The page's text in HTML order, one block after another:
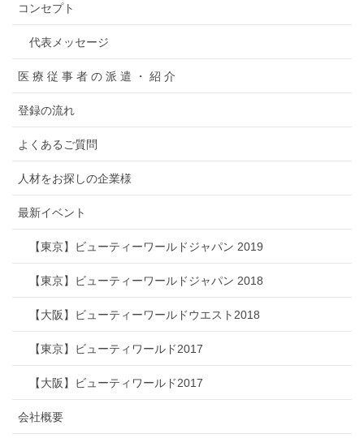
コンセプト
代表メッセージ
医 療 従 事 者 の 派 遣 ・ 紹 介
登録の流れ
よくあるご質問
人材をお探しの企業様
最新イベント
【東京】ビューティーワールドジャパン 2019
【東京】ビューティーワールドジャパン 2018
【大阪】ビューティーワールドウエスト2018
【東京】ビューティワールド2017
【大阪】ビューティワールド2017
会社概要